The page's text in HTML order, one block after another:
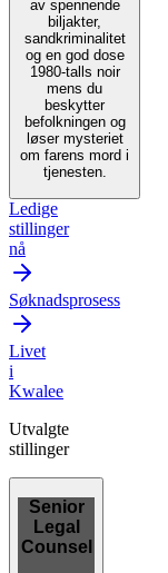
av spennende
biljakter,
sandkriminalitet
og en god dose
1980-talls noir
mens du
beskytter
befolkningen og
løser mysteriet
om farens mord i
tjenesten.
Ledige
stillinger
nå
Søknadsprosess
Livet
i
Kwalee
Utvalgte
stillinger
Senior
Legal
Counsel